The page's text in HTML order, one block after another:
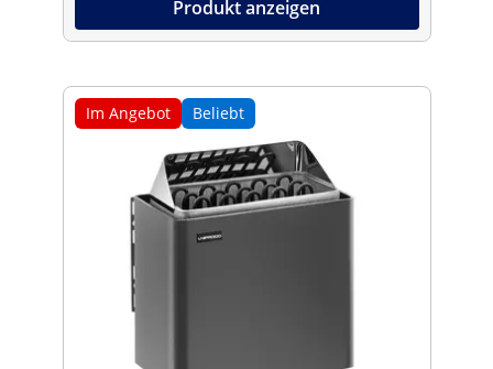
Produkt anzeigen
Im Angebot Beliebt